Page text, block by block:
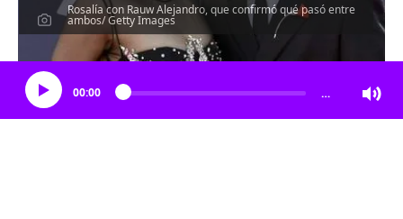
Rosalía con Rauw Alejandro, que confirmó qué pasó entre
ambos/ Getty Images
Escucha el artículo
00:00 …